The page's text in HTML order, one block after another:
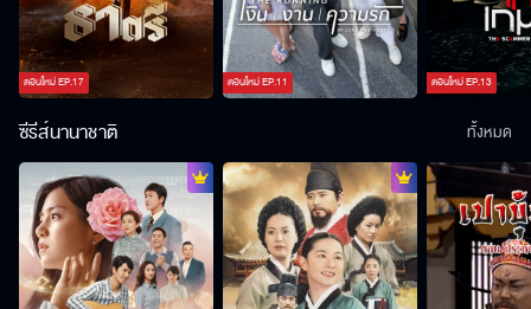
ตอนใหม่EP.17 ตอนใหม่EP.11 ตอนใหม่EP.13
ซีรีส์นานาชาติ ทั้งหมด